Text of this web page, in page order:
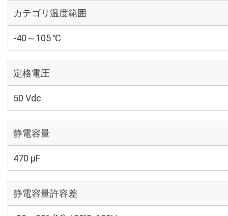
カテゴリ温度範囲
-40～105 ℃
定格電圧
50 Vdc
静電容量
470 µF
静電容量許容差